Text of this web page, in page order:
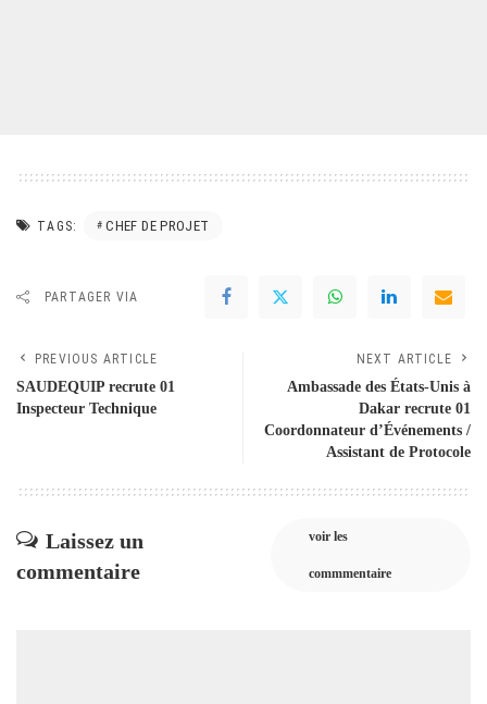
TAGS: CHEF DE PROJET
PARTAGER VIA
PREVIOUS ARTICLE
SAUDEQUIP recrute 01
Inspecteur Technique
NEXT ARTICLE
Ambassade des États-Unis à
Dakar recrute 01
Coordonnateur d’Événements /
Assistant de Protocole
Laissez un
commentaire
voir les
commmentaire